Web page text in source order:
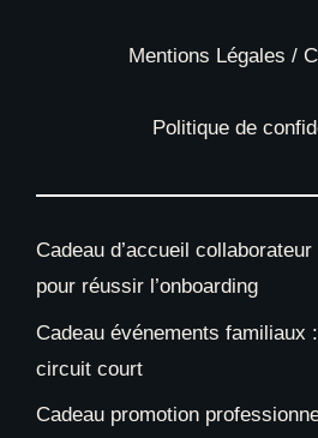
Mentions Légales /
Politique de
Cadeau d’accueil
pour réussir l’onboarding
Cadeau événements familiaux
circuit court
Cadeau promotion